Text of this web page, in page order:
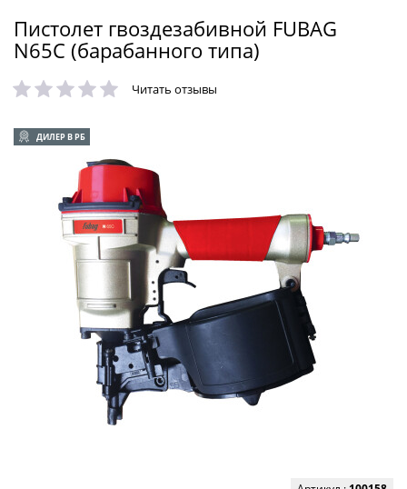
Пистолет гвоздезабивной FUBAG
N65C (барабанного типа)
Читать отзывы
ДИЛЕР В РБ